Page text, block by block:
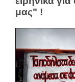
μας" !